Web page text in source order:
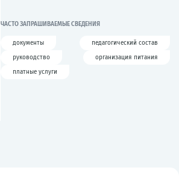
ЧАСТО ЗАПРАШИВАЕМЫЕ СВЕДЕНИЯ
документы
педагогический состав
руководство
организация питания
платные услуги